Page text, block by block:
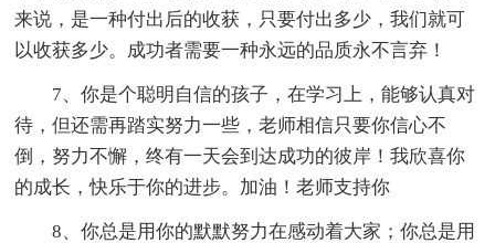
来说，是一种付出后的收获，只要付出多少，我们就可
以收获多少。成功者需要一种永远的品质永不言弃！
7、你是个聪明自信的孩子，在学习上，能够认真对
待，但还需再踏实努力一些，老师相信只要你信心不
倒，努力不懈，终有一天会到达成功的彼岸！我欣喜你
的成长，快乐于你的进步。加油！老师支持你
8、你总是用你的默默努力在感动着大家；你总是用